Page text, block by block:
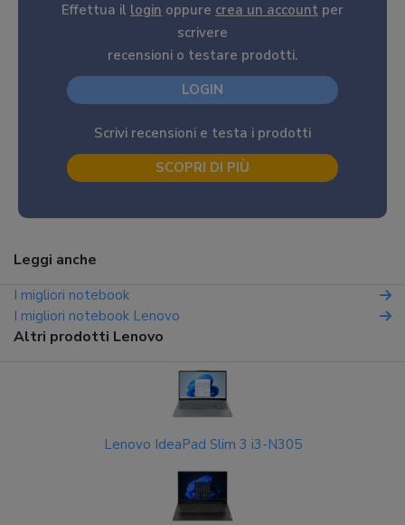
Effettua il login oppure crea un account per
scrivere
recensioni o testare prodotti.
LOGIN
Scrivi recensioni e testa i prodotti
SCOPRI DI PIÙ
Leggi anche
I migliori notebook
I migliori notebook Lenovo
Altri prodotti Lenovo
Lenovo IdeaPad Slim 3 i3-N305